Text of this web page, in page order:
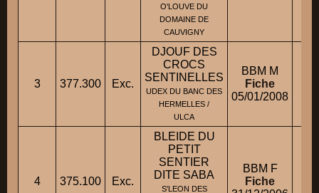
O'LOUVE DU
DOMAINE DE
CAUVIGNY
3 377.300 Exc.
DJOUF DES
CROCS
SENTINELLES
UDEX DU BANC DES
HERMELLES /
ULCA
BBM M
Fiche
05/01/2008
4 375.100 Exc.
BLEIDE DU
PETIT
SENTIER
DITE SABA
S'LEON DES
BBM F
Fiche